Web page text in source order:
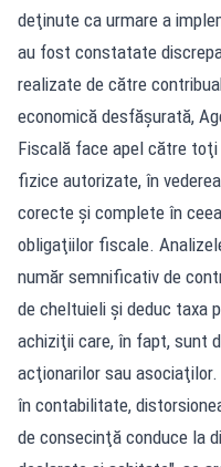
deţinute ca urmare a
au fost constatate
realizate de către
economică desfăşurată,
Fiscală face apel către toţi
fizice autorizate, în
corecte şi complete în
obligaţiilor fiscale.
număr semnificativ de
de cheltuieli şi deduc taxa
achiziţii care, în fapt, sunt
acţionarilor sau
în contabilitate,
de consecinţă conduce la